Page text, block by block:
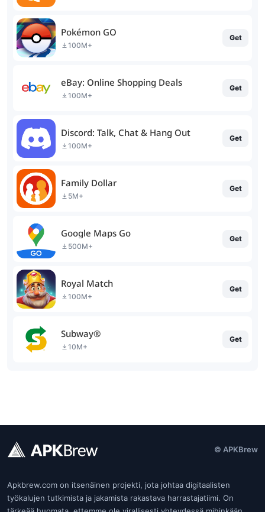
Pokémon GO
100M+
Get
eBay: Online Shopping Deals
100M+
Get
Discord: Talk, Chat & Hang Out
100M+
Get
Family Dollar
5M+
Get
Google Maps Go
500M+
Get
Royal Match
100M+
Get
Subway®
10M+
Get
© APKBrew
Apkbrew.com on itsenäinen projekti, jota johtaa digitaalisten
työkalujen tutkimista ja jakamista rakastava harrastajatiimi. On